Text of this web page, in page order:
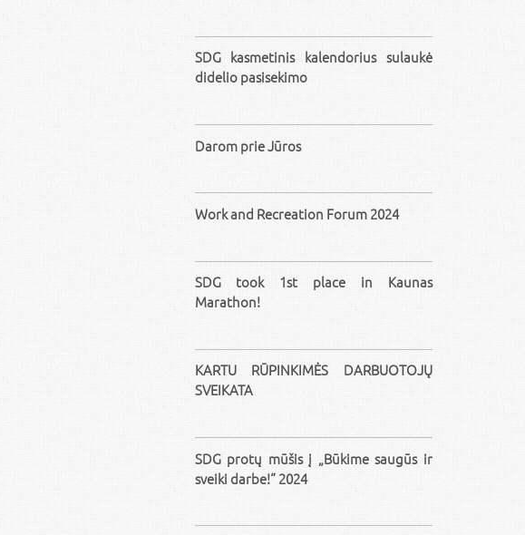
SDG kasmetinis kalendorius sulaukė
didelio pasisekimo
Darom prie Jūros
Work and Recreation Forum 2024
SDG took 1st place in Kaunas
Marathon!
KARTU RŪPINKIMĖS DARBUOTOJŲ
SVEIKATA
SDG protų mūšis į „Būkime saugūs ir
sveiki darbe!“ 2024